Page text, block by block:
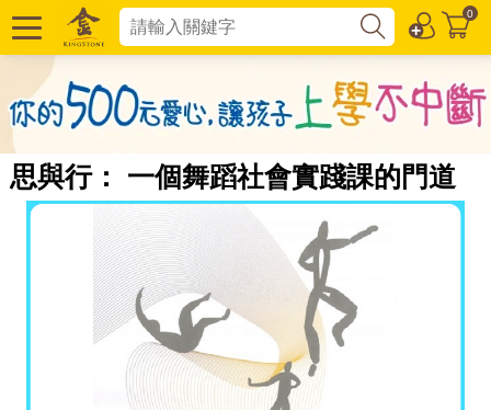
0
思與行： 一個舞蹈社會實踐課的門道